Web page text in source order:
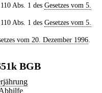
Abs. 1 des Gesetzes vom 5.
Abs. 1 des Gesetzes vom 5.
vom 20. Dezember 1996.
BGB